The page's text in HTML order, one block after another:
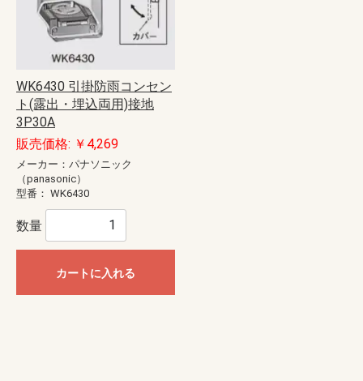
WK6430 引掛防雨コンセン
ト(露出・埋込両用)接地
3P30A
販売価格: ￥4,269
メーカー：パナソニック
（panasonic）
型番： WK6430
数量
カートに入れる